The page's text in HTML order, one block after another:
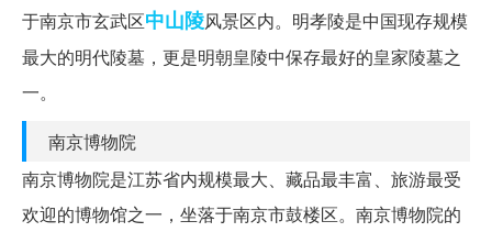
于南京市玄武区中山陵风景区内。明孝陵是中国现存规模
最大的明代陵墓，更是明朝皇陵中保存最好的皇家陵墓之
一。
南京博物院
南京博物院是江苏省内规模最大、藏品最丰富、旅游最受
欢迎的博物馆之一，坐落于南京市鼓楼区。南京博物院的